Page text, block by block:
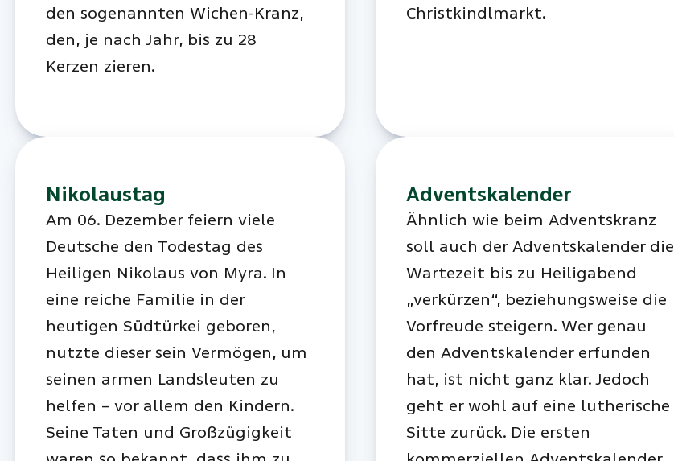
den sogenannten Wichen-Kranz,
den, je nach Jahr, bis zu 28
Kerzen zieren.
Christkindlmarkt.
Nikolaustag
Am 06. Dezember feiern viele
Deutsche den Todestag des
Heiligen Nikolaus von Myra. In
eine reiche Familie in der
heutigen Südtürkei geboren,
nutzte dieser sein Vermögen, um
seinen armen Landsleuten zu
helfen – vor allem den Kindern.
Seine Taten und Großzügigkeit
Adventskalender
Ähnlich wie beim Adventskranz
soll auch der Adventskalender die
Wartezeit bis zu Heiligabend
„verkürzen“, beziehungsweise die
Vorfreude steigern. Wer genau
den Adventskalender erfunden
hat, ist nicht ganz klar. Jedoch
geht er wohl auf eine lutherische
Sitte zurück. Die ersten